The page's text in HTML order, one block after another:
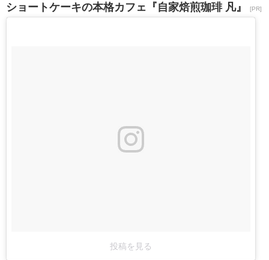
ショートケーキの本格カフェ『自家焙煎珈琲 凡』
[PR]
投稿を見る